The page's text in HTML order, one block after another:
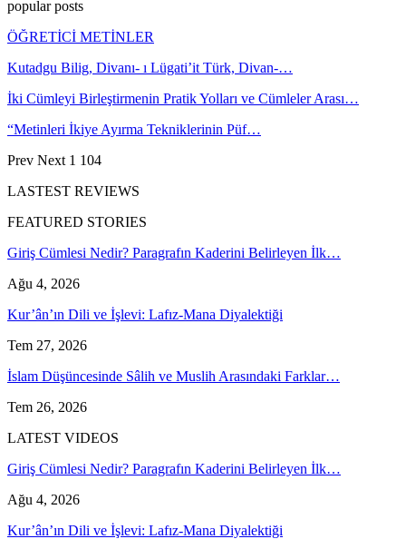
popular posts
ÖĞRETİCİ METİNLER
Kutadgu Bilig, Divanı- ı Lügati’it Türk, Divan-…
İki Cümleyi Birleştirmenin Pratik Yolları ve Cümleler Arası…
“Metinleri İkiye Ayırma Tekniklerinin Püf…
Prev Next 1 104
LASTEST REVIEWS
FEATURED STORIES
Giriş Cümlesi Nedir? Paragrafın Kaderini Belirleyen İlk…
Ağu 4, 2026
Kur’ân’ın Dili ve İşlevi: Lafız-Mana Diyalektiği
Tem 27, 2026
İslam Düşüncesinde Sâlih ve Muslih Arasındaki Farklar…
Tem 26, 2026
LATEST VIDEOS
Giriş Cümlesi Nedir? Paragrafın Kaderini Belirleyen İlk…
Ağu 4, 2026
Kur’ân’ın Dili ve İşlevi: Lafız-Mana Diyalektiği